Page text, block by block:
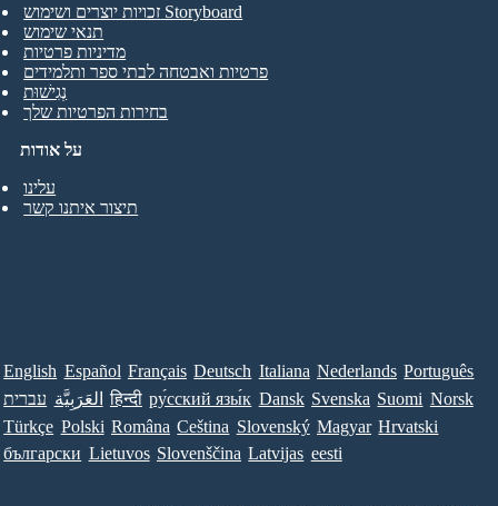
על אודות
עלינו
תיצור איתנו קשר
זכויות יוצרים ושימוש Storyboard
תנאי שימוש
מדיניות פרטיות
פרטיות ואבטחה לבתי ספר ותלמידים
נְגִישׁוּת
בחירות הפרטיות שלך
English Español Français Deutsch Italiana Nederlands Português
עברית العَرَبِيَّة हिन्दी ру́сский язы́к Dansk Svenska Suomi Norsk
Türkçe Polski Româna Ceština Slovenský Magyar Hrvatski
български Lietuvos Slovenščina Latvijas eesti